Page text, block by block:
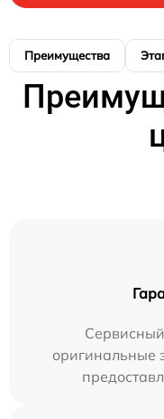
Преимущества
оригинальные